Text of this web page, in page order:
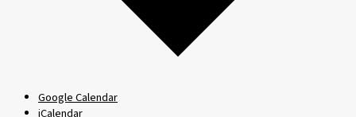
Google Calendar
iCalendar